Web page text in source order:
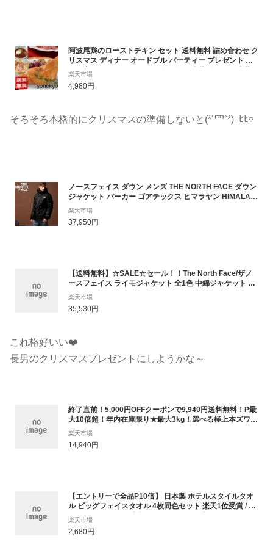
阿波尾鶏のローストチキン セット 送料無料 詰め合わせ ク
リスマス ディナー オードブル パーティー プレゼント お
取り寄せグルメ ご飯のお供 食べ物 お歳暮ギフト お歳暮
ギフト 御歳暮 帰歳暮 帰省暮 グルメギフト 贈答 贈り物 メ
ッセージ ビーフシチュー 生ハム お肉
楽天市場
4,980円
そろそろ本格的にクリスマスの準備しないと(*´罒`*)ﾆﾋﾋ♡
ノースフェイス ダウン メンズ THE NORTH FACE ダウン
ジャケット パーカー ゴアテックス ヒマラヤン HIMALAY
AN GORE-TEX ブランド メンズ アウター フード NFT93L
2L9F
楽天市場
37,950円
【送料無料】☆SALE☆セール！！The North Face/ザノ
ースフェイス ライモジャケット 全1色 中綿ジャケット RI
MO Jacket
楽天市場
35,530円
これ格好いい❤️
長男のクリスマスプレゼントにしようかな～
終了直前！5,000円OFFクーポンで9,940円送料無料！P最
大10倍超！年内在庫限り★最大3kg！選べる極上本ズワイ
ガニ！元祖カット済生本ずわい蟹or特大ポーションor茹で
蟹！[三木谷社長も絶賛][かに/カニ/蟹/かにしゃぶ/むき身]
お歳暮 ギフト プレゼント
楽天市場
14,940円
【エントリーで全品P10倍】 日本製 ホテルスタイルタオ
ル ビッグフェイスタオル 4枚同色セット 楽天1位受賞 / 約
40×100cm タオル 大判 フェイスタオル 小さめ バスタオ
ル 厚手 吸水 ギフト セット まとめ買い 福袋 SALE バーゲ
ン
楽天市場
2,680円